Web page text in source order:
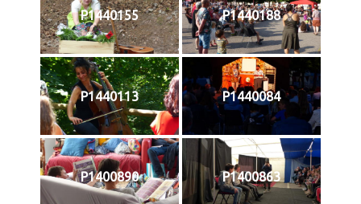
P1440155 P1440188
P1440113 P1440084
P1400890 P1400863